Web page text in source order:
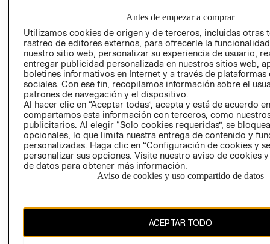
PRENSA
RELACIÓN CON
INVERSIONISTAS
POLÍTICA
EMPRESARIAL
- RETIRO EN
TIENDA
TÉRMINOS Y
CONDICIONES
PRIVACIDAD
GIFT CARD
AVISO DE
COOKIES
Uruguay ($U)
Antes de empezar a comprar
Utilizamos cookies de origen y de terceros, incluidas otras
rastreo de editores externos, para ofrecerle la
nuestro sitio web, personalizar su experiencia de usuario,
entregar publicidad personalizada en nuestros sitios web,
boletines informativos en Internet y a través de plataformas
sociales. Con ese fin, recopilamos información sobre el
patrones de navegación y el dispositivo.
Al hacer clic en “Aceptar todas”, acepta y está de acuerdo
compartamos esta información con terceros, como
publicitarios. Al elegir “Solo cookies requeridas”, se
opcionales, lo que limita nuestra entrega de contenido y
personalizadas. Haga clic en “Configuración de cookies y
personalizar sus opciones. Visite nuestro aviso de cookies
de datos para obtener más información.
Aviso de cookies y uso compartido de datos
ACEPTAR TODO